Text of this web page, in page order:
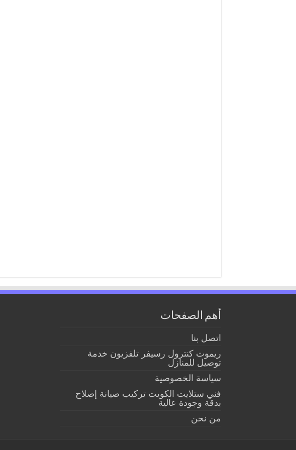
أهم الصفحات
اتصل بنا
ريموت كنترول رسيفر تلفزيون خدمة
توصيل للمنازل
سياسة الخصوصية
فني ستلايت الكويت تركيب صيانة إصلاح
بدقة وجودة عالية
من نحن